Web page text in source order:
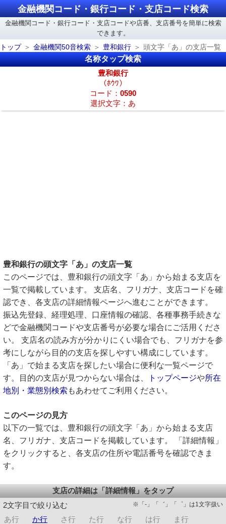
金融機関コード・銀行コード・支店コード検索
金融機関コード・銀行コード・支店コードや店番、支店番号を簡単に検索
できます。
トップ
金融機関50音検索 豊和銀行 頭文字「あ」の支店一覧
名称タップ検索
豊和銀行
（ﾎｳﾜ）
コード： 0590
選択文字：あ
豊和銀行の頭文字「あ」の支店一覧
このページでは、豊和銀行の頭文字「あ」から始まる支店を
一覧で掲載しています。 支店名、フリガナ、支店コードを確
認でき、各支店の詳細情報ページへ進むことができます。
振込先登録、経理処理、口座情報の確認、各種事務手続きな
どで金融機関コードや支店番号が必要な場合にご活用くださ
い。 支店名の読み方が分かりにくい場合でも、フリガナを参
考にしながら目的の支店を探しやすい構成にしています。
「あ」で始まる支店を探したい場合に便利な一覧ページで
す。目的の支店が見つからない場合は、
トップページや所在
地別・業態別検索 もあわせてご利用ください。
このページの見方
以下の一覧では、豊和銀行の頭文字「あ」から始まる支店
名、フリガナ、支店コードを掲載しています。 「詳細情報」
をクリックすると、各支店の住所や電話番号を確認できま
す。
支店の詳細は「詳細情報」をタップ
2文字目で絞り込む
※「-」「゛」「゜」は1文字扱い
あ行 か行 さ行 た行 な行 は行
ま行